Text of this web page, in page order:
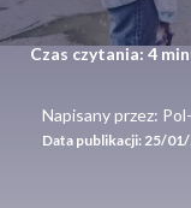
Czas czytania: 4
Napisany przez:
Data publikacji: 25/